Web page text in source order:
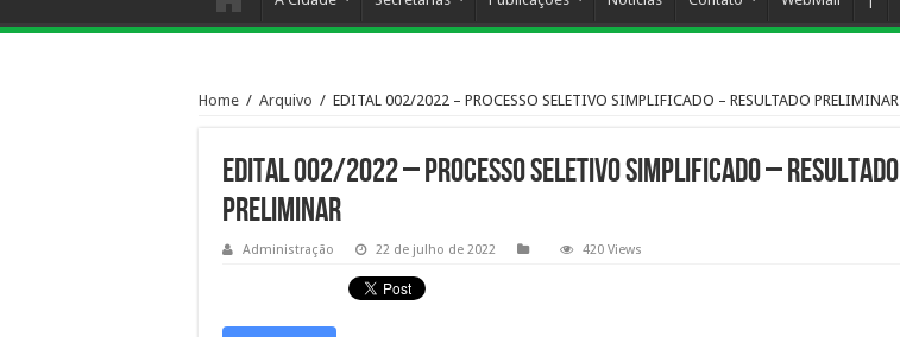
Home / Arquivo / EDITAL 002/2022 – PROCESSO SELETIVO SIMPLIFICADO – RESULTADO PRELIMINAR
EDITAL 002/2022 – PROCESSO SELETIVO SIMPLIFICADO – RESULTADO
PRELIMINAR
Administração 22 de julho de 2022 420 Views